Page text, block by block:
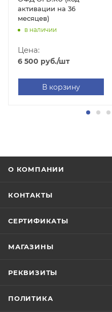
активации на 36
месяцев)
в наличии
Цена:
6 500 руб./шт
В корзину
О КОМПАНИИ
КОНТАКТЫ
СЕРТИФИКАТЫ
МАГАЗИНЫ
РЕКВИЗИТЫ
ПОЛИТИКА